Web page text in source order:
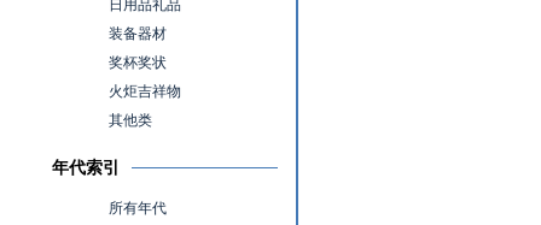
日用品礼品
装备器材
奖杯奖状
火炬吉祥物
其他类
年代索引
所有年代